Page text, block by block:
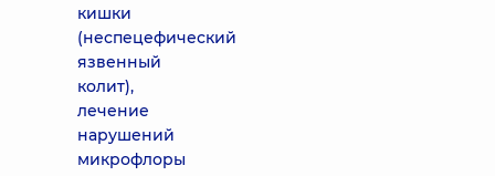
кишки
(неспецефический
язвенный
колит),
лечение
нарушений
микрофлоры